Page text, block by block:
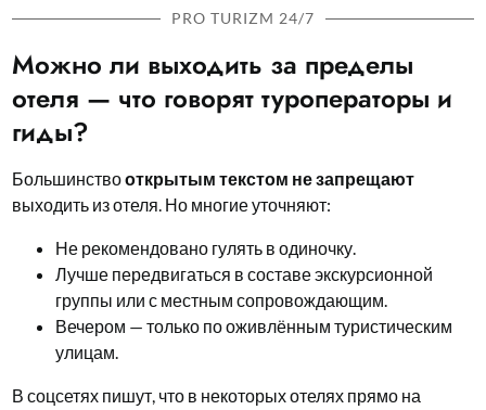
PRO TURIZM 24/7
Можно ли выходить за пределы
отеля — что говорят туроператоры и
гиды?
Большинствооткрытым текстом не запрещают
выходить из отеля. Но многие уточняют:
Не рекомендовано гулять в одиночку.
Лучше передвигаться в составе экскурсионной
группы или с местным сопровождающим.
Вечером — только по оживлённым туристическим
улицам.
В соцсетях пишут, что в некоторых отелях прямо на